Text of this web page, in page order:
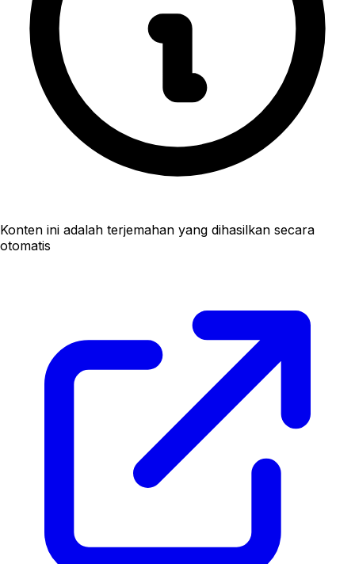
Konten ini adalah terjemahan yang dihasilkan secara
otomatis